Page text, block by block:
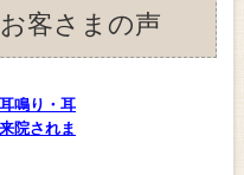
客さまの声
鳴り・耳
院されま